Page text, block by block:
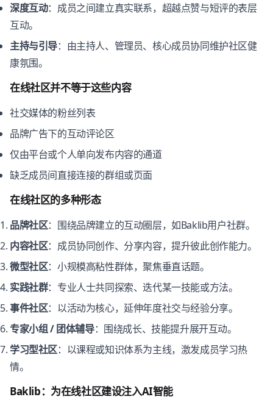
深度互动：成员之间建立真实联系，超越点赞与短评的表层
互动。
主持与引导：由主持人、管理员、核心成员协同维护社区健
康氛围。
在线社区并不等于这些内容
社交媒体的粉丝列表
品牌广告下的互动评论区
仅由平台或个人单向发布内容的通道
缺乏成员间直接连接的群组或页面
在线社区的多种形态
品牌社区：围绕品牌建立的互动圈层，如Baklib用户社群。
内容社区：成员协同创作、分享内容，提升彼此创作能力。
微型社区：小规模高粘性群体，聚焦垂直话题。
实践社群：专业人士共同探索、迭代某一技能或方法。
事件社区：以活动为核心，延伸年度社交与经验分享。
专家小组 / 团体辅导：围绕成长、技能提升展开互动。
学习型社区：以课程或知识体系为主线，激发成员学习热
情。
Baklib：为在线社区建设注入AI智能